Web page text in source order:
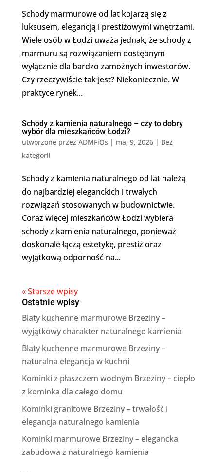
Schody marmurowe od lat kojarzą się z
luksusem, elegancją i prestiżowymi wnętrzami.
Wiele osób w Łodzi uważa jednak, że schody z
marmuru są rozwiązaniem dostępnym
wyłącznie dla bardzo zamożnych inwestorów.
Czy rzeczywiście tak jest? Niekoniecznie. W
praktyce rynek...
Schody z kamienia naturalnego – czy to dobry
wybór dla mieszkańców Łodzi?
utworzone przez ADMFiOs | maj 9, 2026| Bez
kategorii
Schody z kamienia naturalnego od lat należą
do najbardziej eleganckich i trwałych
rozwiązań stosowanych w budownictwie.
Coraz więcej mieszkańców Łodzi wybiera
schody z kamienia naturalnego, ponieważ
doskonale łączą estetykę, prestiż oraz
wyjątkową odporność na...
« Starsze wpisy
Ostatnie wpisy
Blaty kuchenne marmurowe Brzeziny –
wyjątkowy charakter naturalnego kamienia
Blaty kuchenne marmurowe Brzeziny –
naturalna elegancja w kuchni
Kominki z płaszczem wodnym Brzeziny – ciepło
z kominka dla całego domu
Kominki granitowe Brzeziny – trwałość i
elegancja naturalnego kamienia
Kominki marmurowe Brzeziny – elegancka
zabudowa z naturalnego kamienia